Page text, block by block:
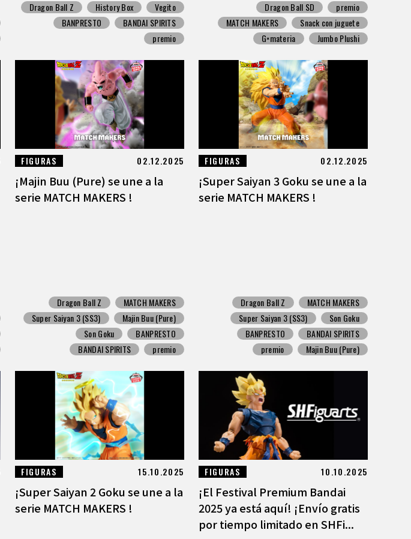
Dragon Ball Z History Box
Vegito
BANPRESTO
BANDAI SPIRITS
premio
Dragon Ball SD
premio
MATCH MAKERS
Snack con juguete
G×materia
Jumbo Plushi
FIGURAS 02.12.2025
¡Majin Buu (Pure) se une a la
serie MATCH MAKERS !
Dragon Ball Z
MATCH MAKERS
Super Saiyan 3 (SS3)
Majin Buu (Pure)
Son Goku
BANPRESTO
BANDAI SPIRITS
premio
FIGURAS 02.12.2025
¡Super Saiyan 3 Goku se une a la
serie MATCH MAKERS !
Dragon Ball Z
MATCH MAKERS
Super Saiyan 3 (SS3)
Son Goku
BANPRESTO
BANDAI SPIRITS
premio
Majin Buu (Pure)
FIGURAS 15.10.2025
¡Super Saiyan 2 Goku se une a la
serie MATCH MAKERS !
FIGURAS 10.10.2025
¡El Festival Premium Bandai
2025 ya está aquí! ¡Envío gratis
por tiempo limitado en SHFi...